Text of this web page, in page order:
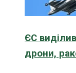
ЄС
дрони,